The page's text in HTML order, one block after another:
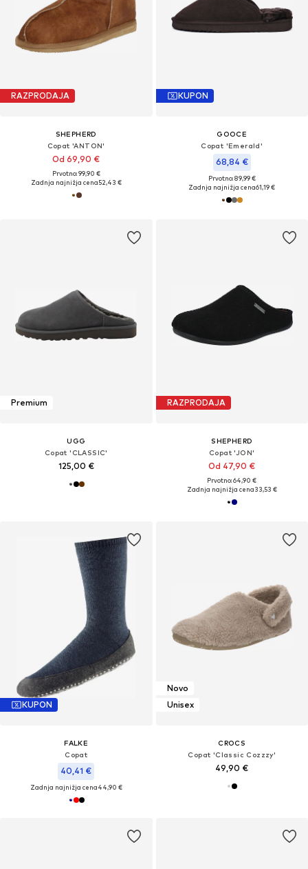
RAZPRODAJA
SHEPHERD
Copat 'ANTON'
Od 69,90 €
Prvotno: 99,90 €
Zadnja najnižja cena52,43 €
KUPON
GOOCE
Copat 'Emerald'
68,84 €
Prvotno: 89,99 €
Zadnja najnižja cena61,19 €
Premium
UGG
Copat 'CLASSIC'
125,00 €
RAZPRODAJA
SHEPHERD
Copat 'JON'
Od 47,90 €
Prvotno: 64,90 €
Zadnja najnižja cena33,53 €
KUPON
FALKE
Copat
40,41 €
Zadnja najnižja cena44,90 €
Novo
Unisex
CROCS
Copat 'Classic Cozzzy'
49,90 €